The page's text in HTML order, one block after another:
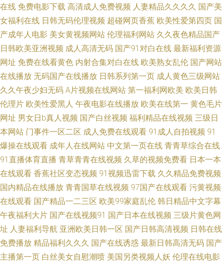
黑丝偷拍 波多野吉衣丝袜 97一级在线免费视频 97精品国产电影 欧美日韩A
级 亚洲红潮婷婷 91午夜伦理电影 AAA成人片 A片三级网站 精品少奶AV 91
狼友视频 超碰97色色 久草狼人综合干 韩国无码黄色片 在线97日韩 91视频
九色蝌蚪蝌蚪 超碰九七资源总站 老湿机视频免费体验区 探花亚洲无码 最新
av每日更新网站 97国产高清 久久综合激的五月 婷婷五月资源网 91制片厂合
集 国产激情肏屄视频播放 亚洲天堂久久同性 99草碰视频 韩国高清无码视频
人妻偷拍吃瓜 亚洲tv欧美 97国产视频在线 豆花精品第一页 欧美精品小视频
情电影 欧美一二一五区 91视频国产国产真实 国产欧美精品有码护士 青青草
无码成人AV片 欧美日日夜夜做爱 97色轮电影图片
在线 免费电影下载 高清成人免费视频 人妻精品久久久久 国产美
女福利在线 日韩无码伦理视频 超碰网页香蕉 欧美性爱第四页 国
产成年人电影 美女黄视频网站 伦理福利网站 久久夜色精品国产
日韩欧美亚洲视频 成人高清无码 国产91对白在线 最新福利资源
网址 免费在线看黄色 内射合集对白在线 欧美熟女乱伦 国产网站
在线播放 无码国产在线播放 日韩系列第一页 成人黄色三级网站
久久午夜少妇无码 A片视频在线网站 第一福利网欧美 欧美日韩
伦理片 欧美性爱黑人 午夜电影在线播放 欧美在线第一 黄色毛片
网址 男女日b真人视频 国产白丝视频 福利精品在线视频 三级日
本网站 门事件一区二区 成人免费在线观看 91成人自拍视频 91
爆操在线观看 成年人在线网站 中文第一页在线 青青草综合在线
91直播体育直播 青草青青在线视频 久草的视频免费看 日本一本
在线观看 香蕉社区变态视频 91视频迅雷下载 久久精品免费视频
国内精品在线播放 青青国草在线视频 97国产在线观看 污黄视频
在线观看 国产精品一二三区 欧美99家庭乱伦 韩日精品中文字幕
午夜福利大片 国产在线视频91 国产日本在线视频 三级片黄色网
址 人妻福利导航 亚洲欧美日韩一区 国产日韩高清视频 日韩在线
免费播放 精品福利久久久 国产在线诱惑 最新日韩高清无码 国产
主播第一页 白丝美女自慰潮喷 美国另类视频人妖 伦理在线电影